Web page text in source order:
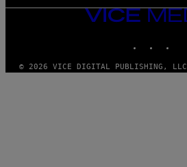
VICE
MEDIA
© 2026 VICE DIGITAL PUBLISHING, LLC